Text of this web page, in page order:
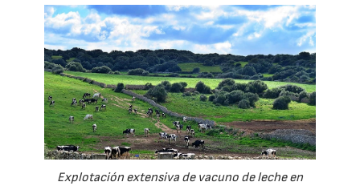
Explotación extensiva de vacuno de leche en